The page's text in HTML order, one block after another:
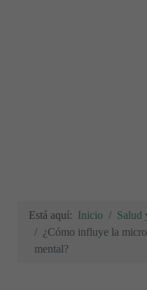
Está aquí: Inicio
Salud
¿Cómo influye la
mental?